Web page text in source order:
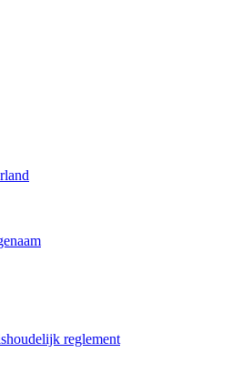
reglement